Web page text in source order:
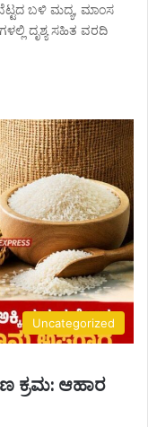
ಬಳಿ ಮದ್ಯ, ಮಾಂಸ
ದೃಶ್ಯ ಸಹಿತ ವರದಿ
Uncategorized
ಕ್ರಮ: ಆಹಾರ